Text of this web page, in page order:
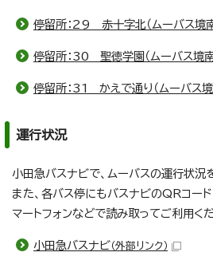
停留所：29 赤十字北（ムーバス境
停留所：30 聖徳学園（ムーバス境
停留所：31 かえで通り（ムーバス
運行状況
小田急バスナビで、ムーバスの運行状況
また、各バス停にもバスナビのQRコー
マートフォンなどで読み取ってご利用くだ
小田急バスナビ（外部リンク）